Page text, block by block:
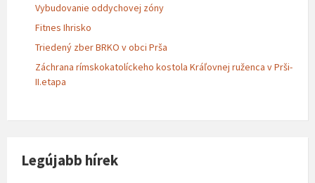
Vybudovanie oddychovej zóny
Fitnes Ihrisko
Triedený zber BRKO v obci Prša
Záchrana rímskokatolíckeho kostola Kráľovnej ruženca v Prši-
II.etapa
Legújabb hírek